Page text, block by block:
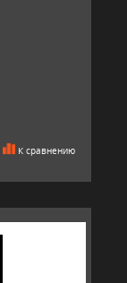
К сравнению